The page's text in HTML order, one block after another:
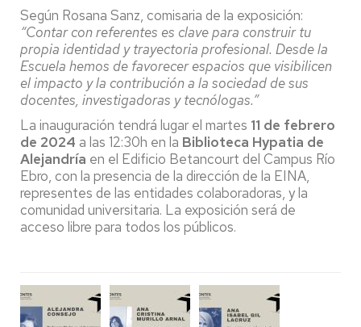
Según Rosana Sanz, comisaria de la exposición:
“Contar con referentes es clave para construir tu
propia identidad y trayectoria profesional. Desde la
Escuela hemos de favorecer espacios que visibilicen
el impacto y la contribución a la sociedad de sus
docentes, investigadoras y tecnólogas.”
La inauguración tendrá lugar el martes 11 de febrero
de 2024 a las 12:30h en la Biblioteca Hypatia de
Alejandría en el Edificio Betancourt del Campus Río
Ebro, con la presencia de la dirección de la EINA,
representes de las entidades colaboradoras, y la
comunidad universitaria. La exposición será de
acceso libre para todos los públicos.